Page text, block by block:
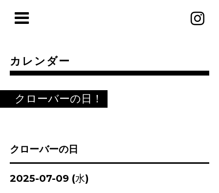
カレンダー
クローバーの日！
クローバーの日
2025-07-09 (水)